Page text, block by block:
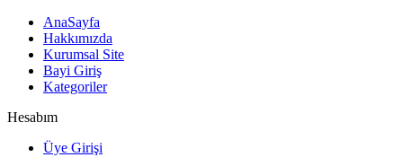
AnaSayfa
Hakkımızda
Kurumsal Site
Bayi Giriş
Kategoriler
Hesabım
Üye Girişi